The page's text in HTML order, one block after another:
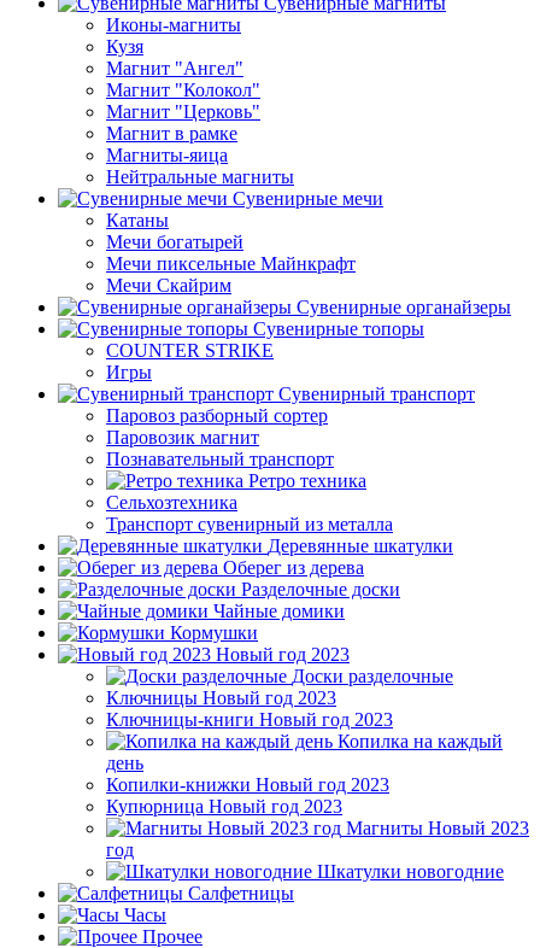
Иконы-магниты
Кузя
Магнит "Ангел"
Магнит "Колокол"
Магнит "Церковь"
Магнит в рамке
Магниты-яица
Нейтральные магниты
Сувенирные мечи
Катаны
Мечи богатырей
Мечи пиксельные Майнкрафт
Мечи Скайрим
Сувенирные органайзеры
Сувенирные топоры
COUNTER STRIKE
Игры
Сувенирный транспорт
Паровоз разборный сортер
Паровозик магнит
Познавательный транспорт
Ретро техника
Сельхозтехника
Транспорт сувенирный из металла
Деревянные шкатулки
Оберег из дерева
Разделочные доски
Чайные домики
Кормушки
Новый год 2023
Доски разделочные
Ключницы Новый год 2023
Ключницы-книги Новый год 2023
Копилка на каждый
день
Копилки-книжки Новый год 2023
Купюрница Новый год 2023
Магниты Новый 2023
год
Шкатулки новогодние
Салфетницы
Часы
Прочее